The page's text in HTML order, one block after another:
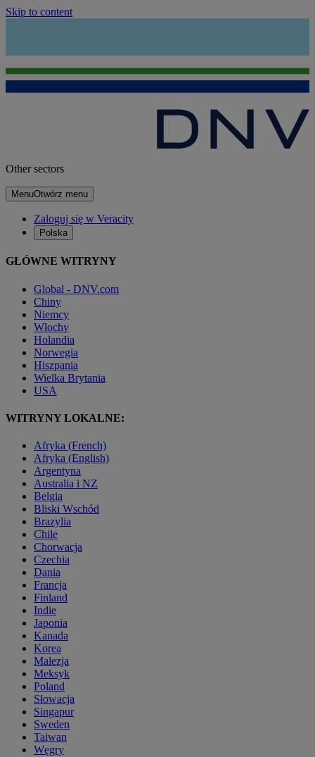
Skip to content
Other sectors
MenuOtwórz menu
Zaloguj się w Veracity
Polska
GŁÓWNE WITRYNY
Global - DNV.com
Chiny
Niemcy
Włochy
Holandia
Norwegia
Hiszpania
Wielka Brytania
USA
WITRYNY LOKALNE:
Afryka (French)
Afryka (English)
Argentyna
Australia i NZ
Belgia
Bliski Wschód
Brazylia
Chile
Chorwacja
Czechia
Dania
Francja
Finland
Indie
Japonia
Kanada
Korea
Malezja
Meksyk
Poland
Słowacja
Singapur
Sweden
Taiwan
Węgry